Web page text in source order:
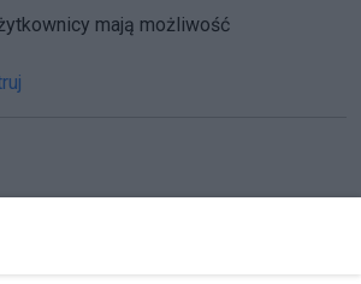
mają możliwość
z bonem turystycznym